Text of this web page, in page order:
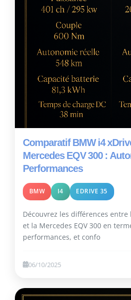
Comparatif BMW i4
Mercedes EQV 300 :
Performances
BMW I4 EDRIVE 35
Découvrez les différences entre
et la Mercedes EQV 300 en
performances, et confo
06/10/2025